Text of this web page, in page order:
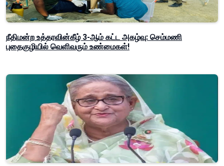
நீதிமன்ற உத்தரவின்கீழ் 3-ஆம் கட்ட அகழ்வு: செம்மணி
புதைகுழியில் வெளிவரும் உண்மைகள்!